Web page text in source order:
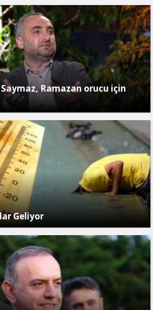
Ramazan orucu için
Geliyor